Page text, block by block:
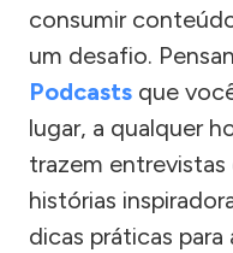
consumir
um desafio.
Podcasts que
lugar, a qualquer
trazem
histórias
dicas práticas